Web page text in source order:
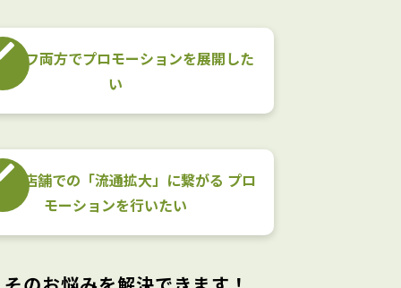
/オフ両方で​プロモーションを​展開した
い​
実店舗での​「流通拡大」に​繋がる​ プロ
モーションを​行いたい​